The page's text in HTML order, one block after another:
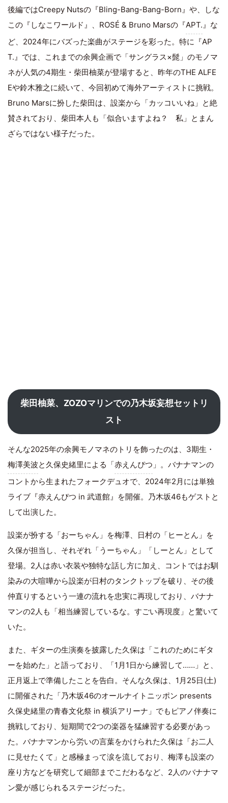
後編ではCreepy Nutsの『Bling-Bang-Bang-Born』や、しな
この『しなこワールド』、ROSÉ & Bruno Marsの『APT.』な
ど、2024年にバズった楽曲がステージを彩った。特に『AP
T.』では、これまでの余興企画で「サングラス×髭」のモノマ
ネが人気の4期生・柴田柚菜が登場すると、昨年のTHE ALFE
Eや鈴木雅之に続いて、今回初めて海外アーティストに挑戦。
Bruno Marsに扮した柴田は、設楽から「カッコいいね」と絶
賛されており、柴田本人も「似合いますよね？ 私」とまん
ざらではない様子だった。
柴田柚菜、ZOZOマリンでの乃木坂妄想セットリ
スト
そんな2025年の余興モノマネのトリを飾ったのは、3期生・
梅澤美波と久保史緒里による「赤えんぴつ 」。バナナマンの
コントから生まれたフォークデュオで、2024年2月には単独
ライブ『赤えんぴつ in 武道館』を開催。乃木坂46もゲストと
して出演した。
設楽が扮する「おーちゃん」を梅澤、日村の「ヒーとん」を
久保が担当し、それぞれ「うーちゃん」「しーとん」として
登場。2人は赤い衣装や独特な話し方に加え、コントではお馴
染みの大喧嘩から設楽が日村のタンクトップを破り、その後
仲直りするという一連の流れを忠実に再現しており、バナナ
マンの2人も「相当練習しているな。すごい再現度」と驚いて
いた。
また、ギターの生演奏を披露した久保は「これのためにギタ
ーを始めた」と語っており、「1月1日から練習して……」と、
正月返上で準備したことを告白。そんな久保は、1月25日(土)
に開催された「乃木坂46のオールナイトニッポン presents
久保史緒里の青春文化祭 in 横浜アリーナ」でもピアノ伴奏に
挑戦しており、短期間で2つの楽器を猛練習する必要があっ
た。バナナマンから労いの言葉をかけられた久保は「お二人
に見せたくて」と感極まって涙を流しており、梅澤も設楽の
座り方などを研究して細部までこだわるなど、2人のバナナマ
ン愛が感じられるステージだった。